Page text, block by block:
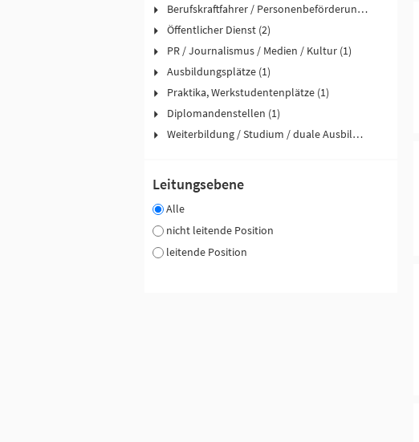
Berufskraftfahrer / Personenbeförderung (Land, Wasser, Luft) (2)
Öffentlicher Dienst (2)
PR / Journalismus / Medien / Kultur (1)
Ausbildungsplätze (1)
Praktika, Werkstudentenplätze (1)
Diplomandenstellen (1)
Weiterbildung / Studium / duale Ausbildung (1)
Leitungsebene
Alle
nicht leitende Position
leitende Position